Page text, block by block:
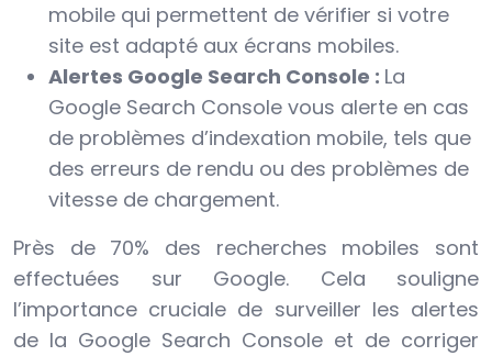
mobile qui permettent de vérifier si votre
site est adapté aux écrans mobiles.
Alertes Google Search Console : La
Google Search Console vous alerte en cas
de problèmes d’indexation mobile, tels que
des erreurs de rendu ou des problèmes de
vitesse de chargement.
Près de 70% des recherches mobiles sont
effectuées sur Google. Cela souligne
l’importance cruciale de surveiller les alertes
de la Google Search Console et de corriger